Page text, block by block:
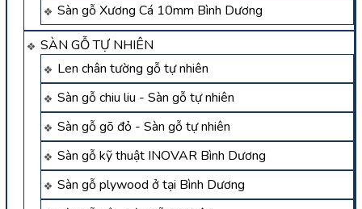
Sàn gỗ Xương Cá 10mm Bình Dương
SÀN GỖ TỰ NHIÊN
Len chân tường gỗ tự nhiên
Sàn gỗ chiu liu - Sàn gỗ tự nhiên
Sàn gỗ gõ đỏ - Sàn gỗ tự nhiên
Sàn gỗ kỹ thuật INOVAR Bình Dương
Sàn gỗ plywood ở tại Bình Dương